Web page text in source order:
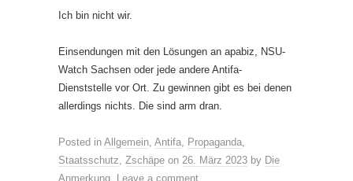
Ich bin nicht wir.
Einsendungen mit den Lösungen an apabiz, NSU-
Watch Sachsen oder jede andere Antifa-
Dienststelle vor Ort. Zu gewinnen gibt es bei denen
allerdings nichts. Die sind arm dran.
Posted in Allgemein, Antifa, Propaganda,
Staatsschutz, Zschäpe on 26. März 2023 by Die
Anmerkung. Leave a comment